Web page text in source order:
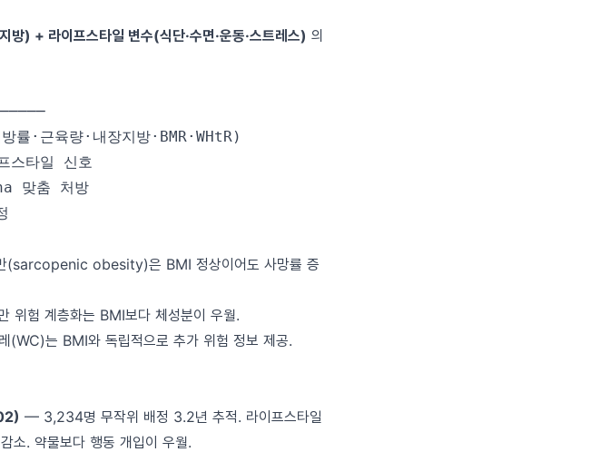
방) + 라이프스타일 변수(식단·수면·운동·스트레스) 의
육량·내장지방·BMR·WHtR)
타일 신호
맞춤 처방
(sarcopenic obesity)은 BMI 정상이어도 사망률 증
위험 계층화는 BMI보다 체성분이 우월.
(WC)는 BMI와 독립적으로 추가 위험 정보 제공.
— 3,234명 무작위 배정 3.2년 추적. 라이프스타일
소. 약물보다 행동 개입이 우월.